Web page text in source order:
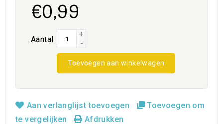
€0,99
Aantal
+
-
Toevoegen aan winkelwagen
Aan verlanglijst toevoegen
Toevoegen om
te vergelijken
Afdrukken